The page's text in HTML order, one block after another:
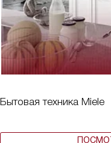
Бытовая техника Miele